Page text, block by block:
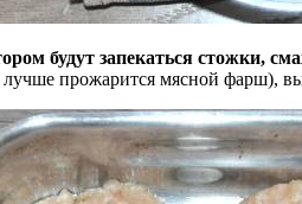
будут запекаться стожки,
лучше прожарится мясной фарш),